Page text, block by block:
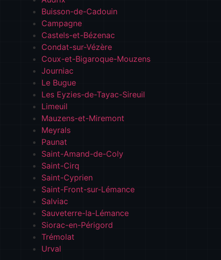
Buisson-de-Cadouin
Campagne
Castels-et-Bézenac
Condat-sur-Vézère
Coux-et-Bigaroque-Mouzens
Journiac
Le Bugue
Les Eyzies-de-Tayac-Sireuil
Limeuil
Mauzens-et-Miremont
Meyrals
Paunat
Saint-Amand-de-Coly
Saint-Cirq
Saint-Cyprien
Saint-Front-sur-Lémance
Salviac
Sauveterre-la-Lémance
Siorac-en-Périgord
Trémolat
Urval